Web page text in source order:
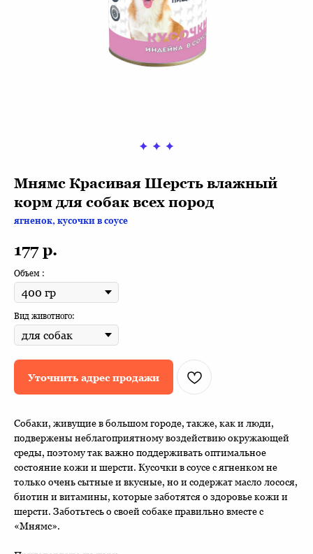
Мнямс Красивая Шерсть влажный
корм для собак всех пород
ягненок, кусочки в соусе
177 р.
Объем :
Вид животного:
Уточнить адрес продажи
Собаки, живущие в большом городе, также, как и люди,
подвержены неблагоприятному воздействию окружающей
среды, поэтому так важно поддерживать оптимальное
состояние кожи и шерсти. Кусочки в соусе с ягненком не
только очень сытные и вкусные, но и содержат масло лосося,
биотин и витамины, которые заботятся о здоровье кожи и
шерсти. Заботьтесь о своей собаке правильно вместе с
«Мнямс».